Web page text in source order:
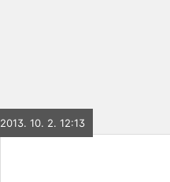
2013. 10. 2. 12:13